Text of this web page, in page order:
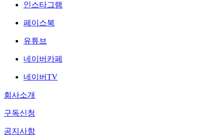
인스타그램
페이스북
유튜브
네이버카페
네이버TV
회사소개
구독신청
공지사항